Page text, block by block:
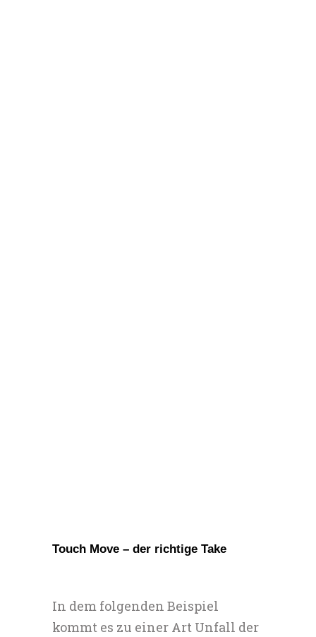
Touch Move – der richtige Take
In dem folgenden Beispiel
kommt es zu einer Art Unfall der